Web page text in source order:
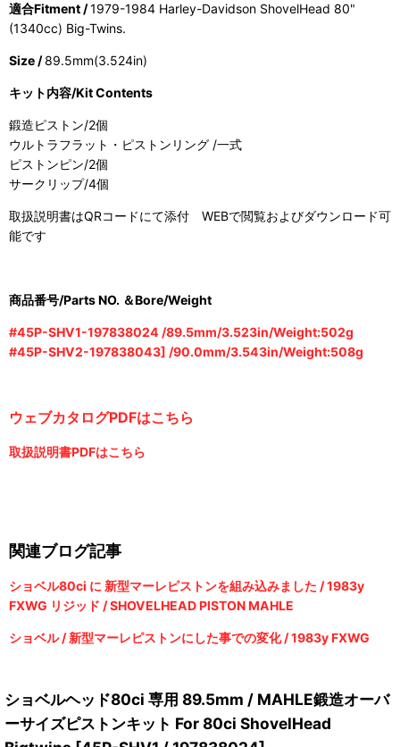
適合Fitment /1979-1984 Harley-Davidson ShovelHead 80"
(1340cc) Big-Twins.
Size /89.5mm(3.524in)
キット内容/Kit Contents
鍛造ピストン/2個
ウルトラフラット・ピストンリング /一式
ピストンピン/2個
サークリップ/4個
取扱説明書はQRコードにて添付 WEBで閲覧およびダウンロード可
能です
商品番号/Parts NO. ＆Bore/Weight
#45P-SHV1-197838024 /89.5mm/3.523in/Weight:502g
#45P-SHV2-197838043] /90.0mm/3.543in/Weight:508g
ウェブカタログPDFはこちら
取扱説明書PDFはこちら
関連ブログ記事
ショベル80ci に 新型マーレピストンを組み込みました / 1983y
FXWG リジッド / SHOVELHEAD PISTON MAHLE
ショベル / 新型マーレピストンにした事での変化 / 1983y FXWG
ショベルヘッド80ci 専用 89.5mm / MAHLE鍛造オーバ
ーサイズピストンキット For 80ci ShovelHead